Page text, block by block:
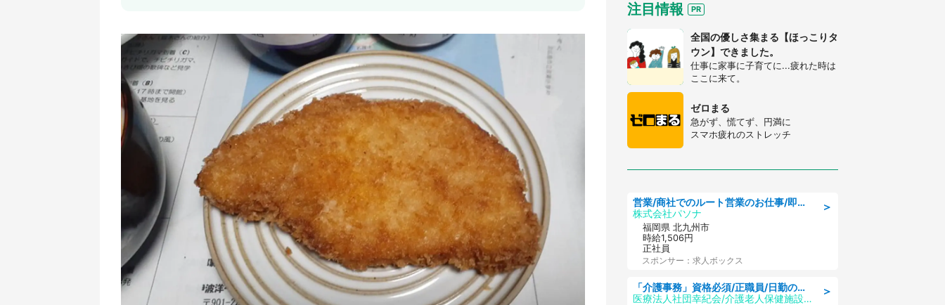
注目情報
全国の優しさ集まる【ほっこりタ
ウン】できました。
仕事に家事に子育てに...疲れた時は
ここに来て。
ゼロまる
急がず、慌てず、円満に
スマホ疲れのストレッチ
＞
営業/商社でのルート営業のお仕事/即日勤務可/車通勤可/営業
株式会社パソナ
福岡県 北九州市
時給1,506円
正社員
スポンサー：求人ボックス
＞
「介護事務」資格必須/正職員/日勤のみ/介護老人保健施設
医療法人社団幸紀会/介護老人保健施設 グリーンビラ安江